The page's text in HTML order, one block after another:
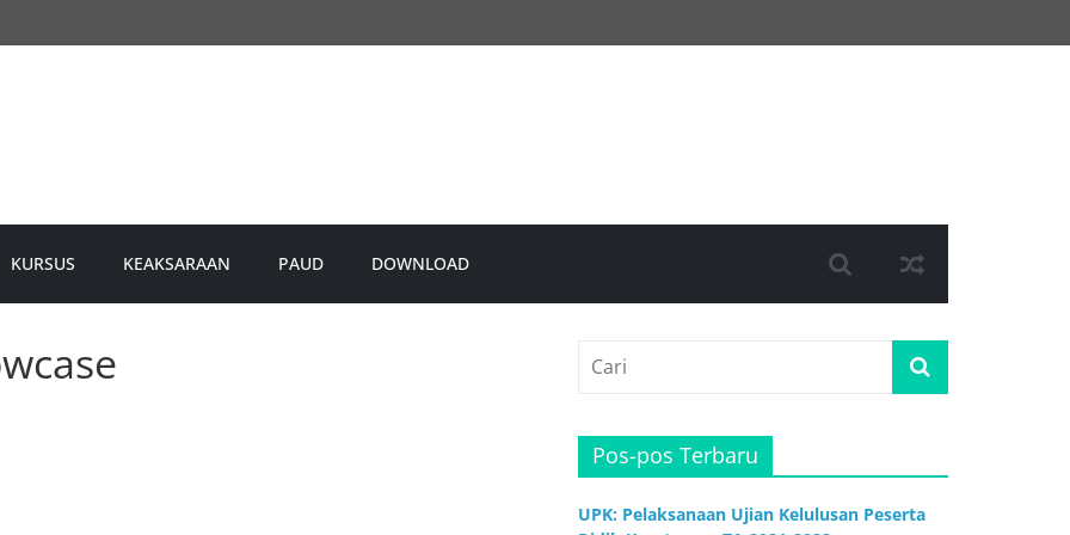
KURSUS KEAKSARAAN PAUD DOWNLOAD
Pos-pos Terbaru
UPK: Pelaksanaan Ujian Kelulusan Peserta